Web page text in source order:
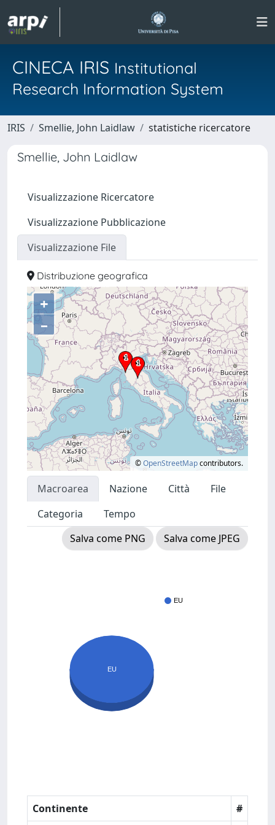
CINECA IRIS Institutional
Research Information System
IRIS Smellie, John Laidlaw statistiche ricercatore
Smellie, John Laidlaw
Visualizzazione Ricercatore
Visualizzazione Pubblicazione
Visualizzazione File
Distribuzione geografica
+
–
©OpenStreetMapcontributors.
Macroarea Nazione Città
File
Categoria
Tempo
Salva come PNG
Salva come JPEG
EU
EU
Continente #